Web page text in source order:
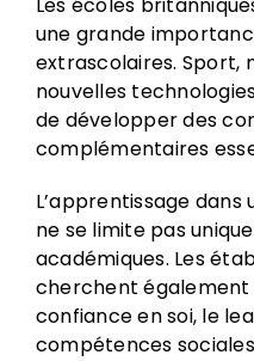
Les écoles
une grande
extrascolaires. Sport,
nouvelles
de développer des
complémentaires
L’apprentissage
ne se limite pas
académiques. Les
cherchent
confiance en soi, le
compétences